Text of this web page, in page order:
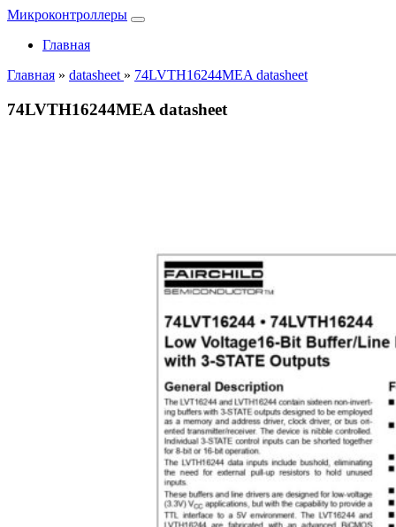
Микроконтроллеры
Главная
Главная » datasheet » 74LVTH16244MEA datasheet
74LVTH16244MEA datasheet